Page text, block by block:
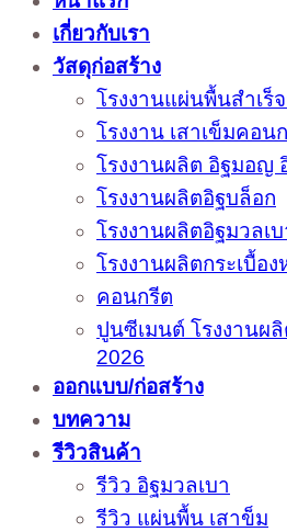
เกี่ยวกับเรา
วัสดุก่อสร้าง
โรงงานแผ่นพื้นสำเร็
โรงงาน เสาเข็มคอน
โรงงานผลิต อิฐมอญ
โรงงานผลิตอิฐบล็อก
โรงงานผลิตอิฐมวลเบ
โรงงานผลิตกระเบื้อง
คอนกรีต
ปูนซีเมนต์ โรงงานผ
2026
ออกแบบ/ก่อสร้าง
บทความ
รีวิวสินค้า
รีวิว อิฐมวลเบา
รีวิว แผ่นพื้น เสาข็ม